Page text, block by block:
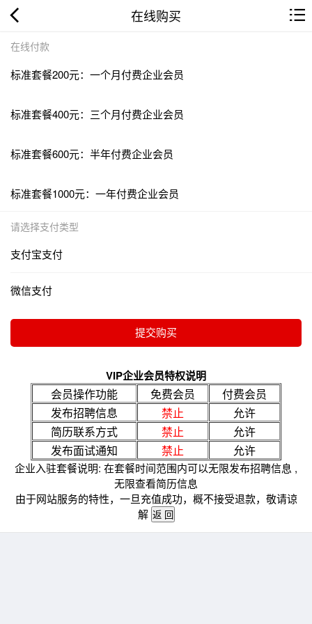
在线购买
在线付款
标准套餐200元：一个月付费企业会员
标准套餐400元：三个月付费企业会员
标准套餐600元：半年付费企业会员
标准套餐1000元：一年付费企业会员
请选择支付类型
支付宝支付
微信支付
VIP企业会员特权说明
会员操作功能 免费会员
付费会员
发布招聘信息
禁止
允许
简历联系方式
禁止
允许
发布面试通知
禁止 允许
企业入驻套餐说明: 在套餐时间范围内可以无限发布招聘信息 ,
无限查看简历信息
由于网站服务的特性，一旦充值成功，概不接受退款，敬请谅
解